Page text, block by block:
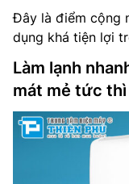
Đây là điểm cộng
dụng khá tiện lợi
Làm lạnh
mát mẻ tức thì